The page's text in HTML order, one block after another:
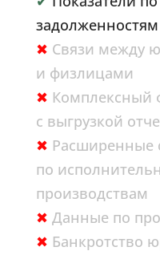
✖ Связи между
и физлицами
✖ Комплексный
с выгрузкой
✖ Расширенные
по
производствам
✖ Данные по
✖ Банкротство